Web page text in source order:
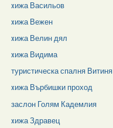
xижа Васильов
xижа Вежен
xижа Велин дял
xижа Видима
туристическа спалня Витиня
xижа Върбишки проход
заслон Голям Кадемлия
xижа Здравец